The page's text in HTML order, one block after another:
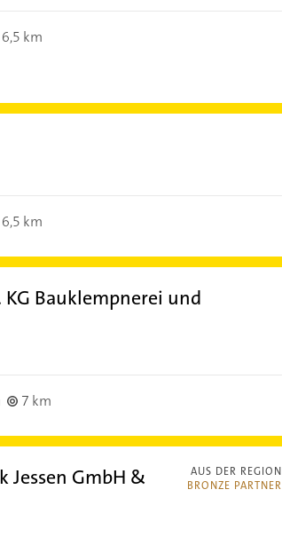
6,5 km
6,5 km
KG Bauklempnerei und
7 km
AUS DER REGION
BRONZE PARTNER
Jessen GmbH &